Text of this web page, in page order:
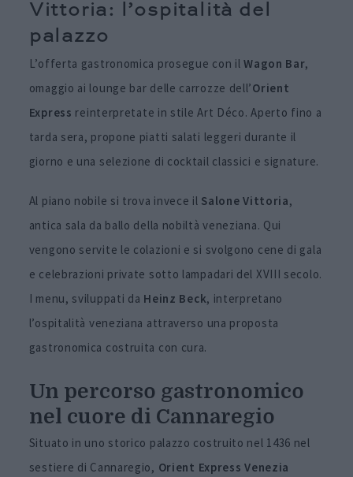
Vittoria: l’ospitalità del
palazzo
L’offerta gastronomica prosegue con ilWagon Bar,
omaggio ai lounge bar delle carrozze dell’Orient
Express reinterpretate in stile Art Déco. Aperto fino a
tarda sera, propone piatti salati leggeri durante il
giorno e una selezione di cocktail classici e signature.
Al piano nobile si trova invece il Salone Vittoria,
antica sala da ballo della nobiltà veneziana. Qui
vengono servite le colazioni e si svolgono cene di gala
e celebrazioni private sotto lampadari del XVIII secolo.
I menu, sviluppati da Heinz Beck, interpretano
l’ospitalità veneziana attraverso una proposta
gastronomica costruita con cura.
Un percorso gastronomico
nel cuore di Cannaregio
Situato in uno storico palazzo costruito nel 1436 nel
sestiere di Cannaregio, Orient Express Venezia